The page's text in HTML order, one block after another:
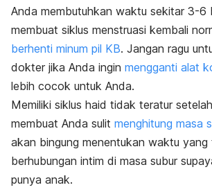
Anda membutuhkan waktu sekitar 3-6
membuat siklus menstruasi kembali
berhenti minum pil KB. Jangan ragu
dokter jika Anda ingin mengganti alat
lebih cocok untuk Anda.
Memiliki siklus haid tidak teratur
membuat Anda sulit menghitung masa
akan bingung menentukan waktu
berhubungan intim di masa subur
punya anak.